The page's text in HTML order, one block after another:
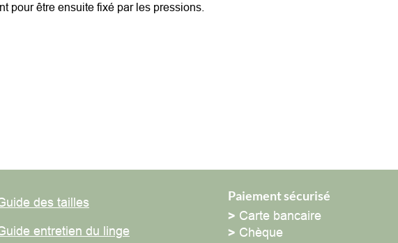
des tailles
entretien du linge
Paiement sécurisé
Carte bancaire
Chèque
être ensuite fixé par les pressions.